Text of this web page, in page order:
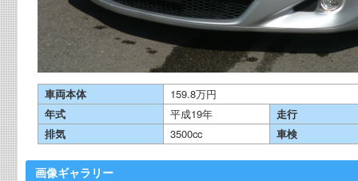
車両本体
159.8万円
年式
平成19年
走行
排気
3500cc 車検
画像ギャラリー